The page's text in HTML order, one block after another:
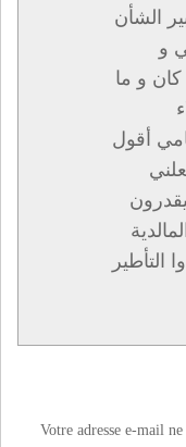
الشأن
و
و ما
أقول
التأطير
Votre adresse e-mail ne